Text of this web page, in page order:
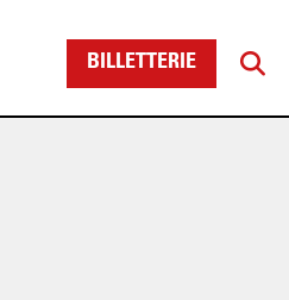
BILLETTERIE